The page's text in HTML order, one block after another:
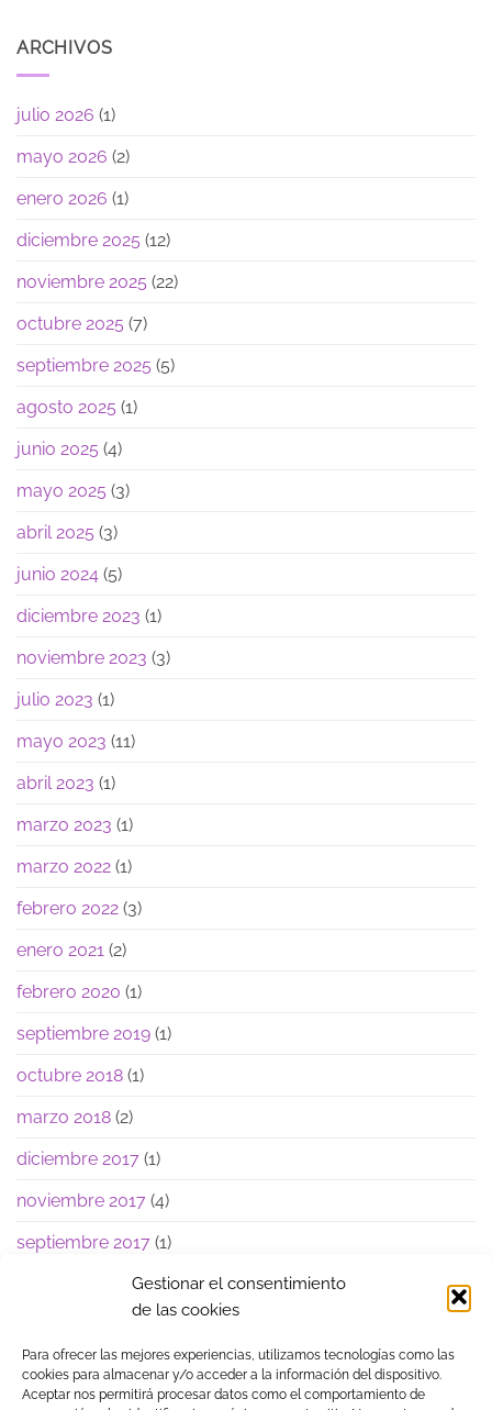
Gestionar el consentimiento
de las cookies
Para ofrecer las mejores experiencias, utilizamos tecnologías como las
cookies para almacenar y/o acceder a la información del dispositivo.
Aceptar nos permitirá procesar datos como el comportamiento de
ARCHIVOS
julio 2026 (1)
mayo 2026 (2)
enero 2026 (1)
diciembre 2025 (12)
noviembre 2025 (22)
octubre 2025 (7)
septiembre 2025 (5)
agosto 2025 (1)
junio 2025 (4)
mayo 2025 (3)
abril 2025 (3)
junio 2024 (5)
diciembre 2023 (1)
noviembre 2023 (3)
julio 2023 (1)
mayo 2023 (11)
abril 2023 (1)
marzo 2023 (1)
marzo 2022 (1)
febrero 2022 (3)
enero 2021 (2)
febrero 2020 (1)
septiembre 2019 (1)
octubre 2018 (1)
marzo 2018 (2)
diciembre 2017 (1)
noviembre 2017 (4)
septiembre 2017 (1)